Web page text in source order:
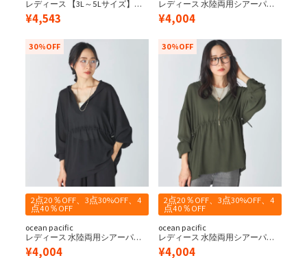
レディース 【3L～5Lサイズ】サ
ンバイザー付きUVパーカー
¥4,543
レディース 水陸両用シアーパー
カー
¥4,004
2点20％OFF、3点30%OFF、4
点40％OFF
ocean pacific
レディース 水陸両用シアーパー
カー
30%OFF
¥4,004
2点20％OFF、3点30%OFF、4
点40％OFF
ocean pacific
レディース 水陸両用シアーパー
カー
30%OFF
¥4,004